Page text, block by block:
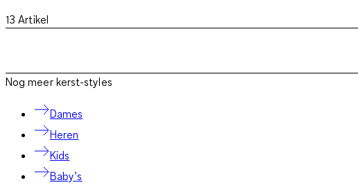
13 Artikel
Nog meer kerst-styles
Dames
Heren
Kids
Baby’s